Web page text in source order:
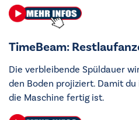
TimeBeam:
Die verbleibende Spüldauer
den Boden projiziert. Damit
die Maschine fertig ist.